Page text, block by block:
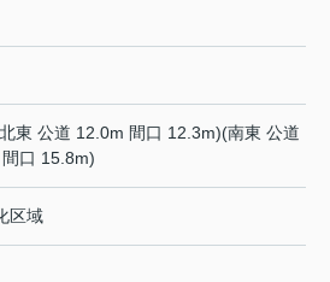
東 公道 12.0m 間口 12.3m)(南東 公道
口 15.8m)
区域